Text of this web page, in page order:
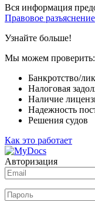
Вся информация
Правовое разъяснение
Узнайте больше!
Мы можем проверить:
Банкротство/
Налоговая
Наличие
Надежность
Решения судов
Как это работает
Авторизация